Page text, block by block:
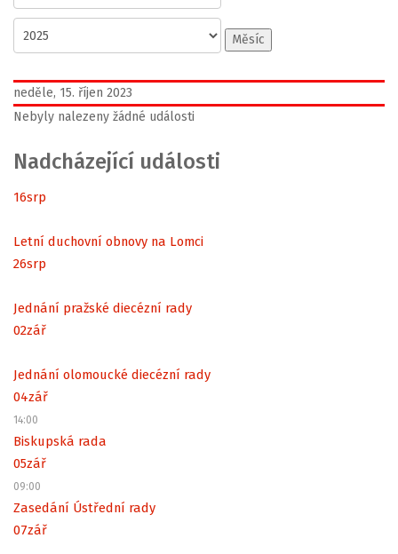
Měsíc
neděle, 15. říjen 2023
Nebyly nalezeny žádné události
Nadcházející události
16srp
Letní duchovní obnovy na Lomci
26srp
Jednání pražské diecézní rady
02zář
Jednání olomoucké diecézní rady
04zář
14:00
Biskupská rada
05zář
09:00
Zasedání Ústřední rady
07zář